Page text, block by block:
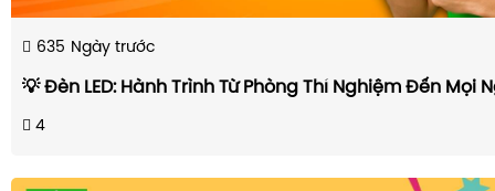
635 Ngày trước
💡 Đèn LED: Hành Trình Từ Phòng Thí Nghiệm Đến Mọi
4